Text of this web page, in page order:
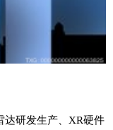
达研发生产、XR硬件